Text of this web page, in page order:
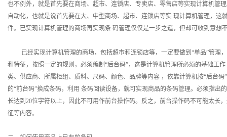
也不例外，就是首先要在商场、超市、连锁店、专卖店、零售店等实现计算机管
自动化，也就是说首先要在大、中型商场、超市、连锁店等实 现计算机管理，这
件。已实现计算机管理的商场再实现条 码管理仅仅是一步之遥，但却可收到意想
已经实现计算机管理的商场，包括超市和连锁店等，一定要做到“单品”管理
和特征，按照一定的规则，必须编制“后台码”，这是计算机管理所必须的基础工
类、供应商、所属柜组、质料、尺码、颜色、品牌等内容 ，依靠计算机按“后台
的“前台码”换成条码，利用 条码阅读设备，就可实现商品的条码管理。必须指出
长达到20位字符以上，因此不可用作前台操作码。反之，前台操作码不可能太长
征等内容。